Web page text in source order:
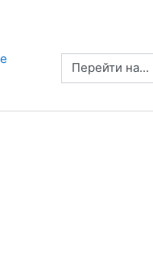
Перейти на...